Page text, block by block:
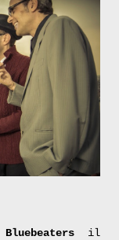
Bluebeatersil